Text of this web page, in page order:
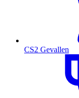
CS2 Gevallen